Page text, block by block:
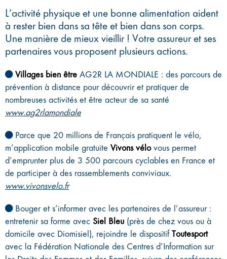
L’activité physique et une bonne alimentation aident
à rester bien dans sa tête et bien dans son corps.
Une manière de mieux vieillir ! Votre assureur et ses
partenaires vous proposent plusieurs actions.
Villages bien être AG2R LA MONDIALE : des parcours de
prévention à distance pour découvrir et pratiquer de
nombreuses activités et être acteur de sa santé
www.ag2rlamondiale
Parce que 20 millions de Français pratiquent le vélo,
m’application mobile gratuite Vivons vélovous permet
d’emprunter plus de 3 500 parcours cyclables en France et
de participer à des rassemblements conviviaux.
www.vivonsvelo.fr
Bouger et s’informer avec les partenaires de l’assureur :
entretenir sa forme avec Siel Bleu (près de chez vous ou à
domicile avec Diomisiel), rejoindre le dispositif Toutesport
avec la Fédération Nationale des Centres d’Information sur